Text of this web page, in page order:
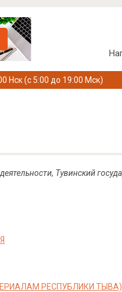
Нск (с 5:00 до 19:00 Мск)
Тувинский
РЕСПУБЛИКИ ТЫВА)